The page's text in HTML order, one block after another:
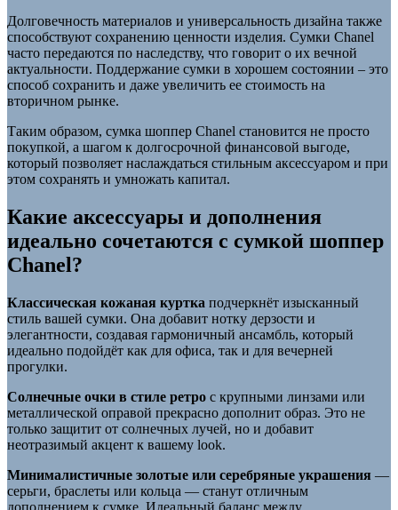
Долговечность материалов и универсальность дизайна также
способствуют сохранению ценности изделия. Сумки Chanel
часто передаются по наследству, что говорит о их вечной
актуальности. Поддержание сумки в хорошем состоянии – это
способ сохранить и даже увеличить ее стоимость на
вторичном рынке.
Таким образом, сумка шоппер Chanel становится не просто
покупкой, а шагом к долгосрочной финансовой выгоде,
который позволяет наслаждаться стильным аксессуаром и при
этом сохранять и умножать капитал.
Какие аксессуары и дополнения
идеально сочетаются с сумкой шоппер
Chanel?
Классическая кожаная куртка подчеркнёт изысканный
стиль вашей сумки. Она добавит нотку дерзости и
элегантности, создавая гармоничный ансамбль, который
идеально подойдёт как для офиса, так и для вечерней
прогулки.
Солнечные очки в стиле ретро с крупными линзами или
металлической оправой прекрасно дополнит образ. Это не
только защитит от солнечных лучей, но и добавит
неотразимый акцент к вашему look.
Минималистичные золотые или серебряные украшения —
серьги, браслеты или кольца — станут отличным
дополнением к сумке. Идеальный баланс между